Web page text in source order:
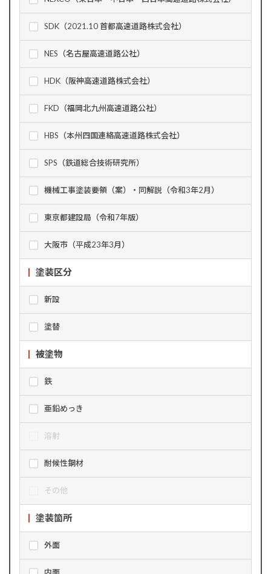
SDK（2021.10 首都高速道路株式会社）
NES（名古屋高速道路公社）
HDK（阪神高速道路株式会社）
FKD（福岡北九州高速道路公社）
HBS（本州四国連絡高速道路株式会社）
SPS（鉄道総合技術研究所）
機械工事塗装要領（案）・同解説（令和3年2月）
東京都建設局（令和7年版）
大阪市（平成23年3月）
塗装区分
新設
塗替
被塗物
鉄
亜鉛めっき
溶射
耐候性鋼材
その他
塗装箇所
外面